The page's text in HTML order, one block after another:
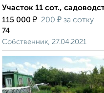
Участок 11 сот.,
115 000 ₽ 200 ₽ за сотку
74
Собственник, 27.04.2021